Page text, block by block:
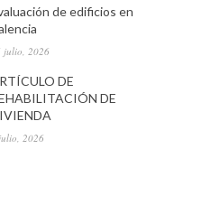
de edificios en
julio, 2026
DE
DE
2026